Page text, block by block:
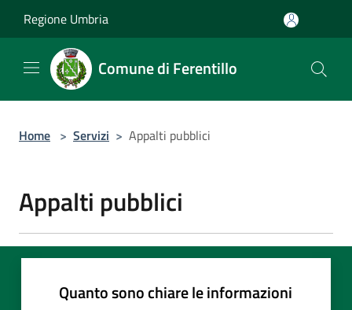
Regione Umbria
Comune di Ferentillo
Home > Servizi > Appalti pubblici
Appalti pubblici
Quanto sono chiare le informazioni